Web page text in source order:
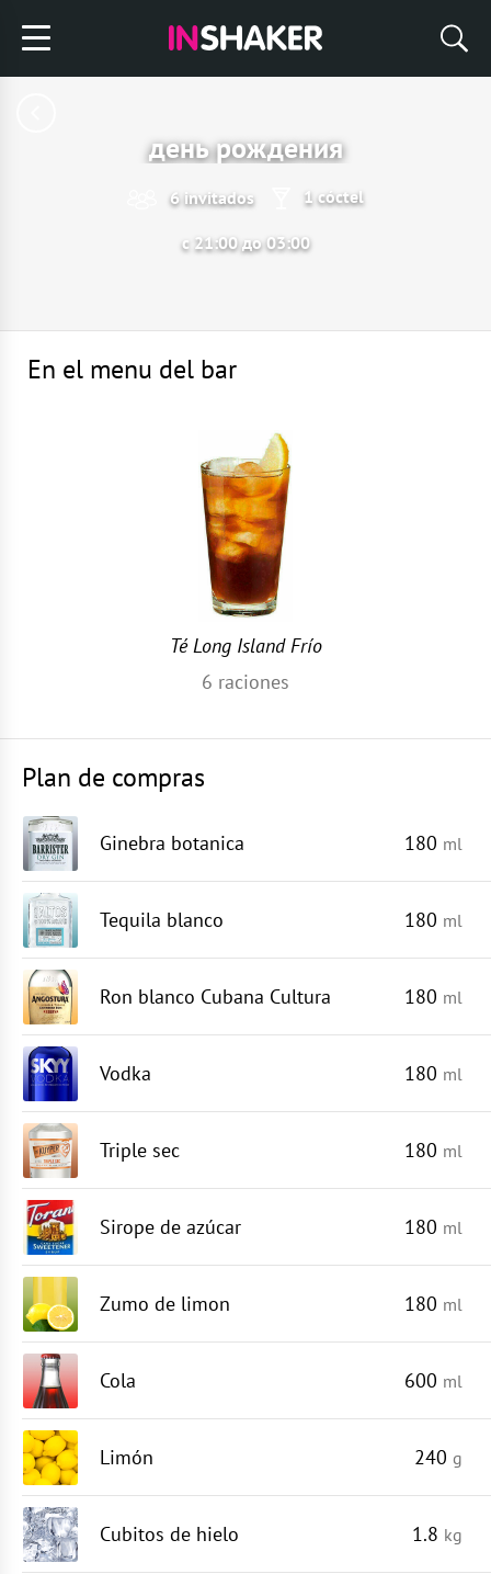
день рождения
6 invitados 1 cóctel
с 21:00 до 03:00
En el menu del bar
Té Long Island Frío
6 raciones
Plan de compras
Ginebra botanica 180 ml
Tequila blanco 180 ml
Ron blanco Cubana Cultura 180 ml
Vodka 180 ml
Triple sec 180 ml
Sirope de azúcar 180 ml
Zumo de limon 180 ml
Cola 600 ml
Limón 240 g
Cubitos de hielo 1.8 kg